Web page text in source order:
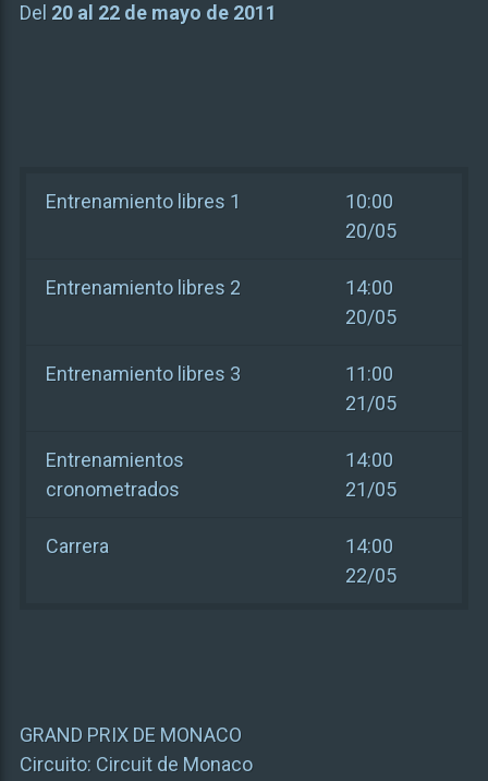
Del 20 al 22 de mayo de 2011
Entrenamiento libres 1
10:00
20/05
Entrenamiento libres 2
14:00
20/05
Entrenamiento libres 3
11:00
21/05
Entrenamientos
cronometrados
14:00
21/05
Carrera
14:00
22/05
GRAND PRIX DE MONACO
Circuito: Circuit de Monaco